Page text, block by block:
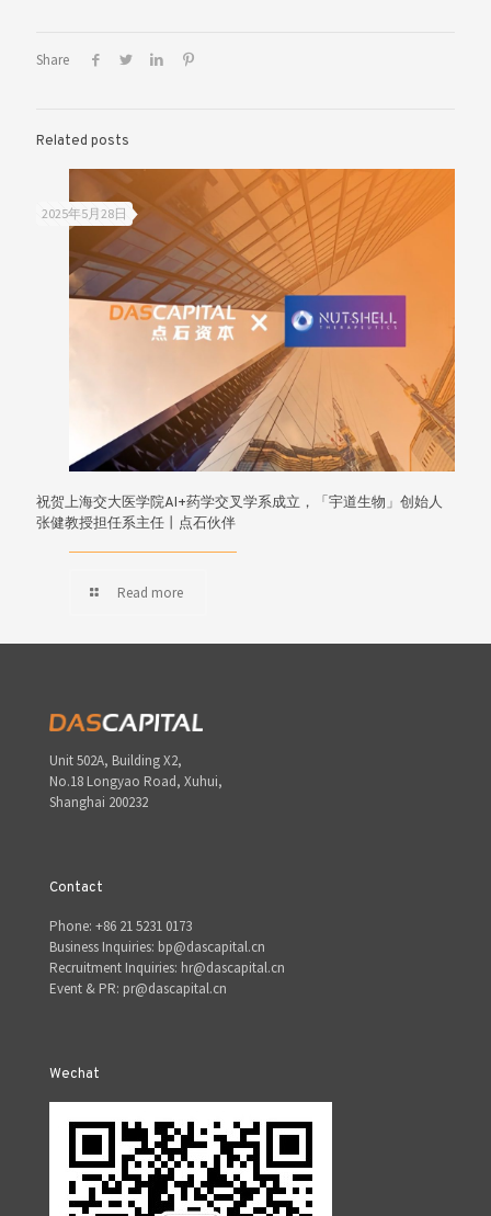
Share
Related posts
2025年5月28日
祝贺上海交大医学院AI+药学交叉学系成立，「宇道生物」创始人
张健教授担任系主任丨点石伙伴
Read more
Unit 502A, Building X2,
No.18 Longyao Road, Xuhui,
Shanghai 200232
Contact
Phone: +86 21 5231 0173
Business Inquiries: bp@dascapital.cn
Recruitment Inquiries: hr@dascapital.cn
Event & PR: pr@dascapital.cn
Wechat